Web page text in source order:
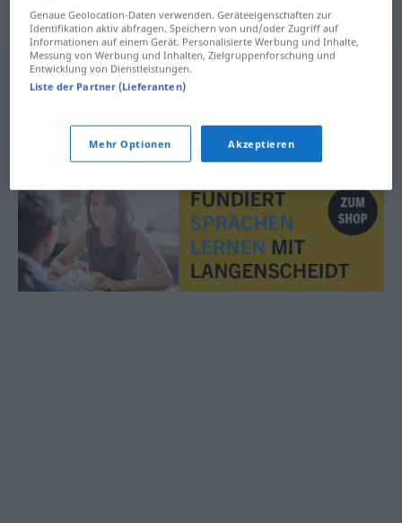
Synonyme für "rata"
avslå,nobba,avvisa
© LibreOffice
Genaue Geolocation-Daten verwenden. Geräteeigenschaften zur
Identifikation aktiv abfragen. Speichern von und/oder Zugriff auf
Informationen auf einem Gerät. Personalisierte Werbung und Inhalte,
Messung von Werbung und Inhalten, Zielgruppenforschung und
Entwicklung von Dienstleistungen.
Liste der Partner (Lieferanten)
Mehr Optionen Akzeptieren